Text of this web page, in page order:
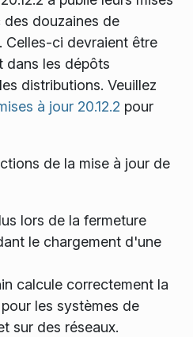
douzaines de
Celles-ci devraient être
dans les dépôts
distributions. Veuillez
à jour 20.12.2 pour
de la mise à jour de
lors de la fermeture
le chargement d'une
calcule correctement la
les systèmes de
sur des réseaux.